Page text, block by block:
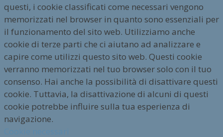
questi, i cookie classificati come necessari vengono
memorizzati nel browser in quanto sono essenziali per
il funzionamento del sito web. Utilizziamo anche
cookie di terze parti che ci aiutano ad analizzare e
capire come utilizzi questo sito web. Questi cookie
verranno memorizzati nel tuo browser solo con il tuo
consenso. Hai anche la possibilità di disattivare questi
cookie. Tuttavia, la disattivazione di alcuni di questi
cookie potrebbe influire sulla tua esperienza di
navigazione.